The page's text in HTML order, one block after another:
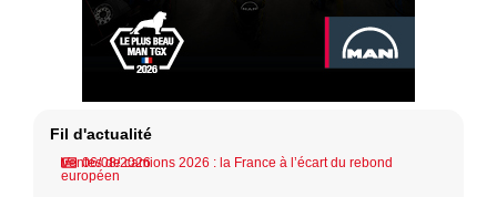
Fil d'actualité
06/08/2026
Ventes de camions 2026 : la France à l’écart du rebond
européen